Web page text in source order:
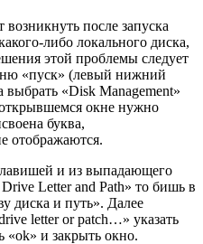
после запуска
либо локального диска,
этой проблемы следует
«пуск» (левый нижний
«Disk Management»
окне нужно
буква,
отображаются.
и из выпадающего
Letter and Path» то бишь в
диска и путь». Далее
letter or patch…» указать
и закрыть окно.